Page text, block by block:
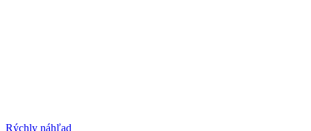
Rýchly náhľad